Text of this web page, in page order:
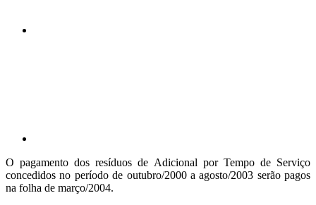
O pagamento dos resíduos de Adicional por Tempo de Serviço
concedidos no período de outubro/2000 a agosto/2003 serão pagos
na folha de março/2004.